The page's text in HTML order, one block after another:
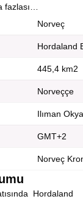
Norveç
Hordaland
445,4 km2
Norveççe
Ilıman
GMT+2
Norveç
Hordaland